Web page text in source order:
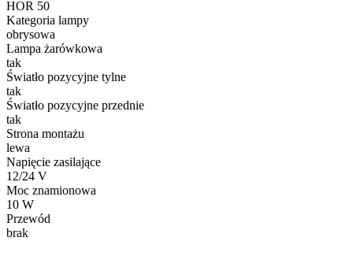
HOR 50
Kategoria lampy
obrysowa
Lampa żarówkowa
tak
Światło pozycyjne tylne
tak
Światło pozycyjne przednie
tak
Strona montażu
lewa
Napięcie zasilające
12/24 V
Moc znamionowa
10 W
Przewód
brak